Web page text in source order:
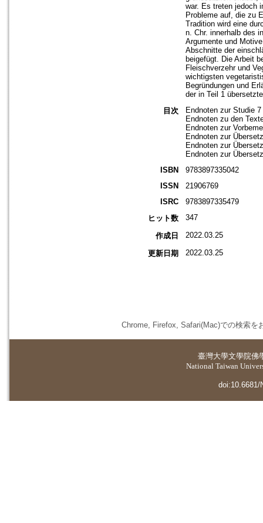
war. Es treten jedoch
Probleme auf, die zu
Tradition wird eine
n. Chr. innerhalb des
Argumente und
Abschnitte der
beigefügt. Die Arbeit
Fleischverzehr und
wichtigsten
Begründungen und
der in Teil 1
目次
Endnoten zur Studie 7
Endnoten zu den
Endnoten zur
Endnoten zur
Endnoten zur
Endnoten zur
ISBN
9783897335042
ISSN
21906769
ISRC
9783897335479
ヒット数
347
作成日 2022.03.25
更新日期 2022.03.25
Chrome, Firefox, Safari(Mac)での検索を
臺灣大學文學院佛
National Taiwan
doi:10.6681/